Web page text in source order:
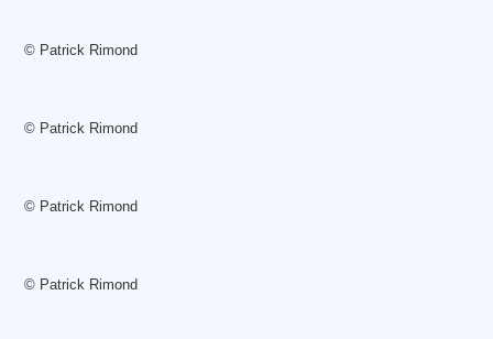
© Patrick Rimond
© Patrick Rimond
© Patrick Rimond
© Patrick Rimond